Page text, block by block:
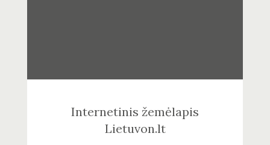
Internetinis žemėlapis
Lietuvon.lt